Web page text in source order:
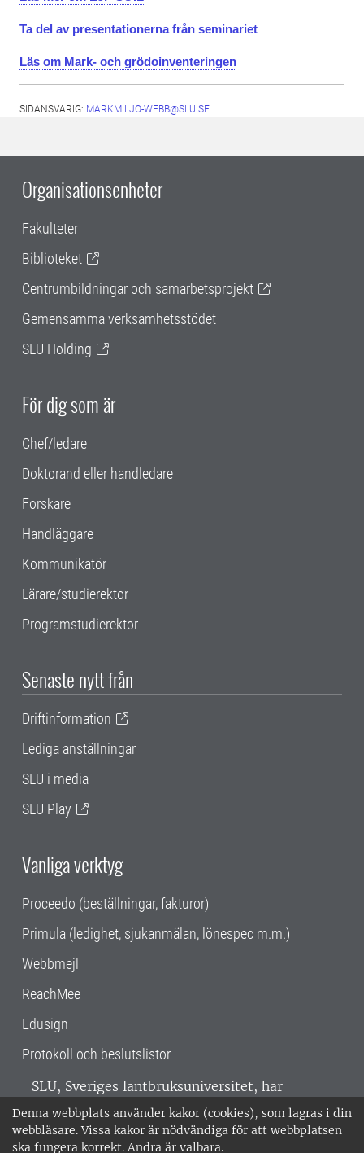
Denna webbplats använder kakor (cookies), som lagras i din
webbläsare. Vissa kakor är nödvändiga för att webbplatsen
ska fungera korrekt. Andra är valbara.
Ta del av presentationerna från seminariet
Läs om Mark- och grödoinventeringen
SIDANSVARIG: MARKMILJO-WEBB@SLU.SE
Organisationsenheter
Fakulteter
Biblioteket
Centrumbildningar och samarbetsprojekt
Gemensamma verksamhetsstödet
SLU Holding
För dig som är
Chef/ledare
Doktorand eller handledare
Forskare
Handläggare
Kommunikatör
Lärare/studierektor
Programstudierektor
Senaste nytt från
Driftinformation
Lediga anställningar
SLU i media
SLU Play
Vanliga verktyg
Proceedo (beställningar, fakturor)
Primula (ledighet, sjukanmälan, lönespec m.m.)
Webbmejl
ReachMee
Edusign
Protokoll och beslutslistor
SLU, Sveriges lantbruksuniversitet, har
verksamhet över hela Sverige. Huvudorter är
Alnarp, Uppsala och Umeå.SLU är
miljöcertifierat enligt ISO 14001. •